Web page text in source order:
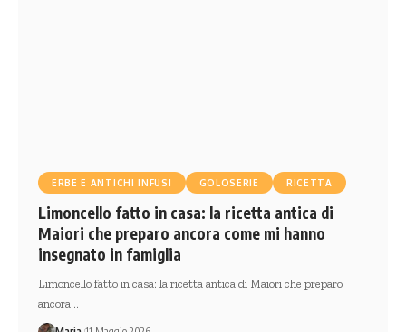
ERBE E ANTICHI INFUSI GOLOSERIE RICETTA
Limoncello fatto in casa: la ricetta antica di
Maiori che preparo ancora come mi hanno
insegnato in famiglia
Limoncello fatto in casa: la ricetta antica di Maiori che preparo
ancora…